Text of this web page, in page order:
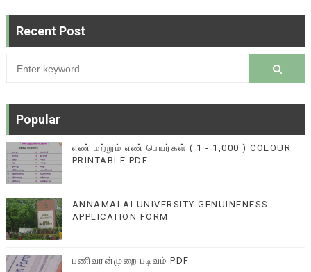
Recent Post
Popular
எண் மற்றும் எண் பெயர்கள் ( 1 - 1,000 ) COLOUR
PRINTABLE PDF
ANNAMALAI UNIVERSITY GENUINENESS
APPLICATION FORM
பணிவரன்முறை படிவம் PDF